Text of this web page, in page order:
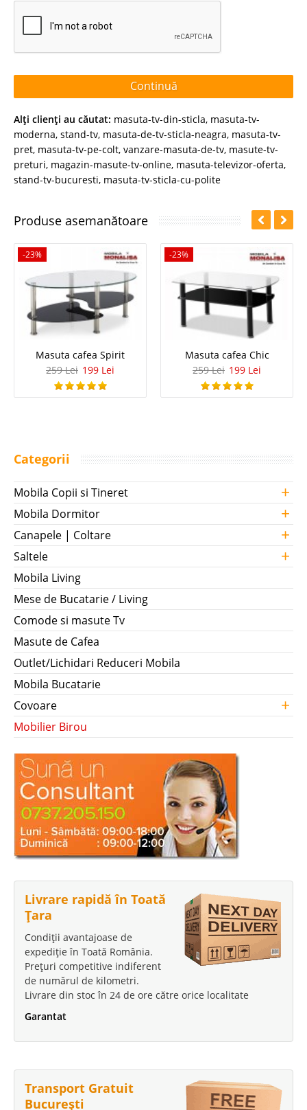
Continuă
Alţi clienţi au căutat: masuta-tv-din-sticla, masuta-tv-
moderna, stand-tv, masuta-de-tv-sticla-neagra, masuta-tv-
pret, masuta-tv-pe-colt, vanzare-masuta-de-tv, masute-tv-
preturi, magazin-masute-tv-online, masuta-televizor-oferta,
stand-tv-bucuresti, masuta-tv-sticla-cu-polite
Produse asemanătoare
-23%
Masuta cafea Spirit
259 Lei 199 Lei
-23%
Masuta cafea Chic
259 Lei 199 Lei
Categorii
Mobila Copii si Tineret +
Mobila Dormitor +
Canapele | Coltare +
Saltele +
Mobila Living
Mese de Bucatarie / Living
Comode si masute Tv
Masute de Cafea
Outlet/Lichidari Reduceri Mobila
Mobila Bucatarie
Covoare
+
Mobilier Birou
Livrare rapidă în Toată
Țara
Condiții avantajoase de
expediție în Toată România.
Prețuri competitive indiferent
de numărul de kilometri.
Livrare din stoc în 24 de ore către orice localitate
Garantat
Transport Gratuit
București